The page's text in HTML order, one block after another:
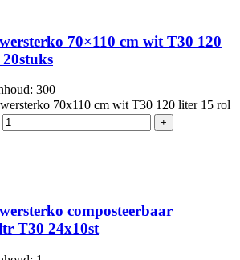
70×110 cm wit T30 120
300
70x110 cm wit T30 120 liter 15 rol
+
composteerbaar
T30 24x10st